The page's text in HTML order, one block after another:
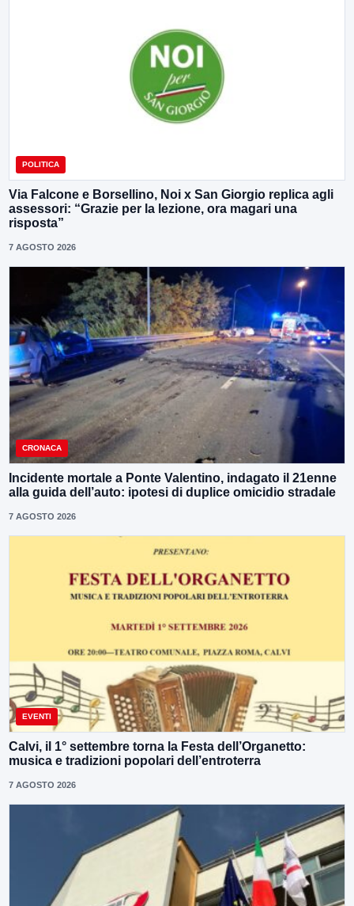
POLITICA
Via Falcone e Borsellino, Noi x San Giorgio replica agli
assessori: “Grazie per la lezione, ora magari una
risposta”
7 AGOSTO 2026
CRONACA
Incidente mortale a Ponte Valentino, indagato il 21enne
alla guida dell’auto: ipotesi di duplice omicidio stradale
7 AGOSTO 2026
EVENTI
Calvi, il 1° settembre torna la Festa dell’Organetto:
musica e tradizioni popolari dell’entroterra
7 AGOSTO 2026